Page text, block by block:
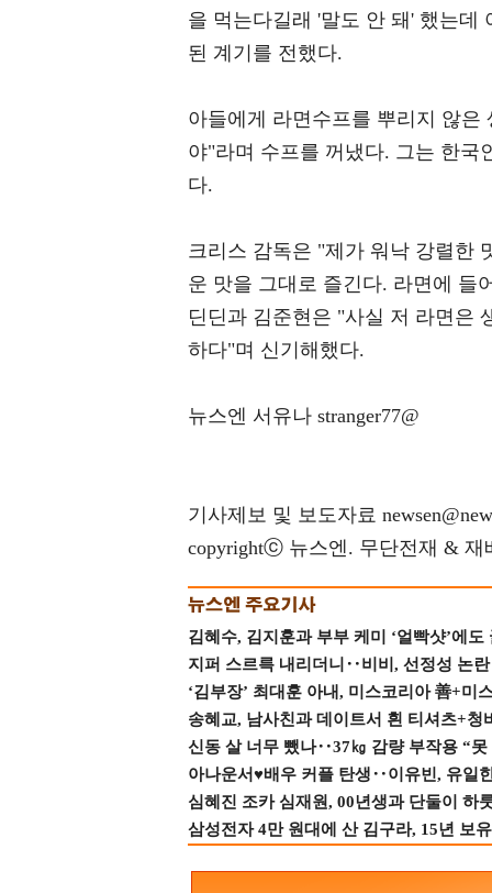
을 먹는다길래 '말도 안 돼' 했는데
된 계기를 전했다.
아들에게 라면수프를 뿌리지 않
야"라며 수프를 꺼냈다. 그는 한국
다.
크리스 감독은 "제가 워낙 강렬한
운 맛을 그대로 즐긴다. 라면에 들
딘딘과 김준현은 "사실 저 라면은
하다"며 신기해했다.
뉴스엔 서유나 stranger77@
기사제보 및 보도자료
copyrightⓒ 뉴스엔. 무단전재 & 재
김혜수, 김지훈과 부부 케미 ‘얼빡샷’에도
지퍼 스르륵 내리더니‥비비, 선정성 논
‘김부장’ 최대훈 아내, 미스코리아 善+미
송혜교, 남사친과 데이트서 흰 티셔츠+
신동 살 너무 뺐나‥37㎏ 감량 부작용 “
아나운서♥배우 커플 탄생‥이유빈, 유일
심혜진 조카 심재원, 00년생과 단둘이 하
삼성전자 4만 원대에 산 김구라, 15년 보